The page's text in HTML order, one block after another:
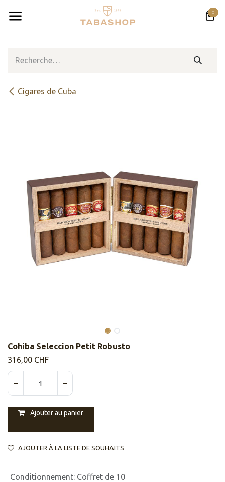
0
Cigares de Cuba
Cohiba Seleccion Petit Robusto
316,00 CHF
Ajouter au panier
AJOUTER À LA LISTE DE SOUHAITS
Conditionnement: Coffret de 10